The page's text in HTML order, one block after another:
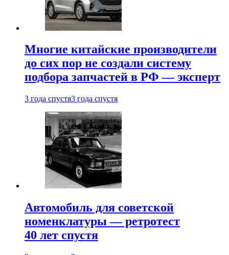
Многие китайские производители
до сих пор не создали систему
подбора запчастей в РФ — эксперт
3 года спустя3 года спустя
Автомобиль для советской
номенклатуры — ретротест
40 лет спустя